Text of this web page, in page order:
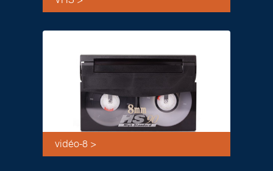
vidéo-8 >